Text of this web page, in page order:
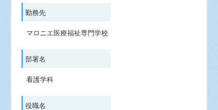
勤務先
マロニエ医療福祉専門学校
部署名
看護学科
役職名